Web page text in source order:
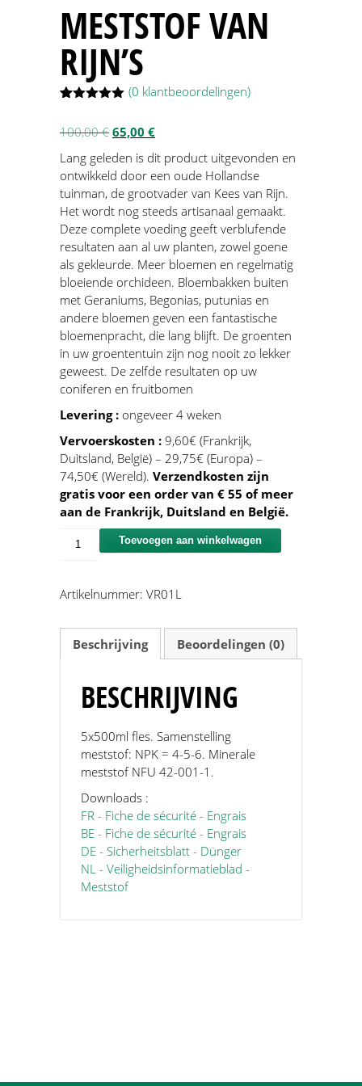
MESTSTOF VAN
RIJN’S
gebaseerd
klantbeoordelingen
(0 klantbeoordelingen)
100,00€ Oorspronkelijke
prijs
was:
100,00 €.
65,00 €Huidige
is:
65,00 €.
Lang geleden is dit product uitgevonden en
ontwikkeld door een oude Hollandse
tuinman, de grootvader van Kees van Rijn.
Het wordt nog steeds artisanaal gemaakt.
Deze complete voeding geeft verblufende
resultaten aan al uw planten, zowel goene
als gekleurde. Meer bloemen en regelmatig
bloeiende orchideen. Bloembakken buiten
met Geraniums, Begonias, putunias en
andere bloemen geven een fantastische
bloemenpracht, die lang blijft. De groenten
in uw groententuin zijn nog nooit zo lekker
geweest. De zelfde resultaten op uw
coniferen en fruitbomen
Levering : ongeveer 4 weken
Vervoerskosten : 9,60€ (Frankrijk,
Duitsland, België) – 29,75€ (Europa) –
74,50€ (Wereld). Verzendkosten zijn
gratis voor een order van € 55 of meer
aan de Frankrijk, Duitsland en België.
Meststof
aantal
Toevoegen aan winkelwagen
Artikelnummer: VR01L
Beschrijving Beoordelingen (0)
BESCHRIJVING
5x500ml fles. Samenstelling
meststof: NPK = 4-5-6. Minerale
meststof NFU 42-001-1.
Downloads :
FR - Fiche de sécurité - Engrais
BE - Fiche de sécurité - Engrais
DE - Sicherheitsblatt - Dünger
NL - Veiligheidsinformatieblad -
Meststof